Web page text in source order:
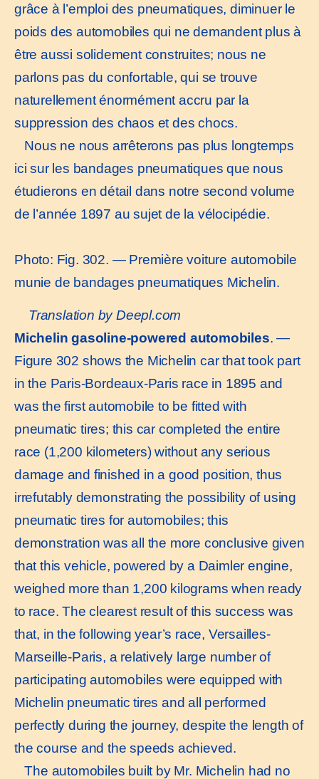
grâce à l’emploi des pneumatiques, diminuer le
poids des automobiles qui ne demandent plus à
être aussi solidement construites; nous ne
parlons pas du confortable, qui se trouve
naturellement énormément accru par la
suppression des chaos et des chocs.
Nous ne nous arrêterons pas plus longtemps
ici sur les bandages pneumatiques que nous
étudierons en détail dans notre second volume
de l’année 1897 au sujet de la vélocipédie.
Photo: Fig. 302. — Première voiture automobile
munie de bandages pneumatiques Michelin.
Translation by Deepl.com
Michelin gasoline-powered automobiles. —
Figure 302 shows the Michelin car that took part
in the Paris-Bordeaux-Paris race in 1895 and
was the first automobile to be fitted with
pneumatic tires; this car completed the entire
race (1,200 kilometers) without any serious
damage and finished in a good position, thus
irrefutably demonstrating the possibility of using
pneumatic tires for automobiles; this
demonstration was all the more conclusive given
that this vehicle, powered by a Daimler engine,
weighed more than 1,200 kilograms when ready
to race. The clearest result of this success was
that, in the following year’s race, Versailles-
Marseille-Paris, a relatively large number of
participating automobiles were equipped with
Michelin pneumatic tires and all performed
perfectly during the journey, despite the length of
the course and the speeds achieved.
The automobiles built by Mr. Michelin had no